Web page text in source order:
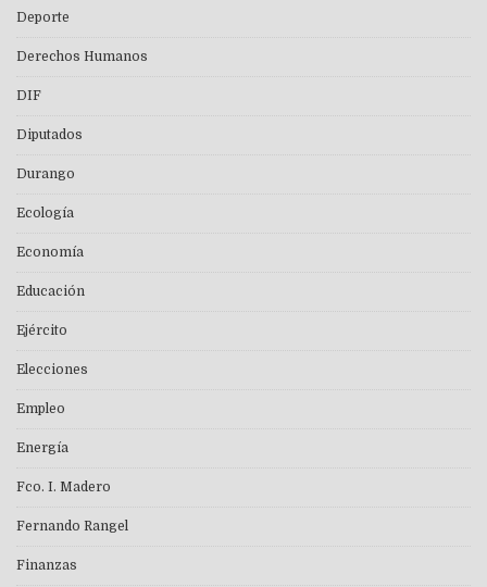
Deporte
Derechos Humanos
DIF
Diputados
Durango
Ecología
Economía
Educación
Ejército
Elecciones
Empleo
Energía
Fco. I. Madero
Fernando Rangel
Finanzas